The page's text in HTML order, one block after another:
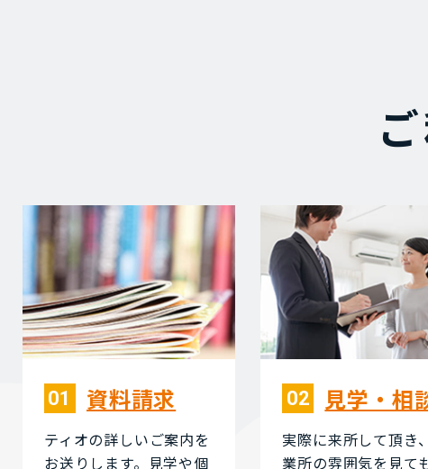
01 資料請求
ティオの詳しいご案内を
お送りします。⾒学や個
02 ⾒学・相
実際に来所して頂き
業所の雰囲気を⾒て